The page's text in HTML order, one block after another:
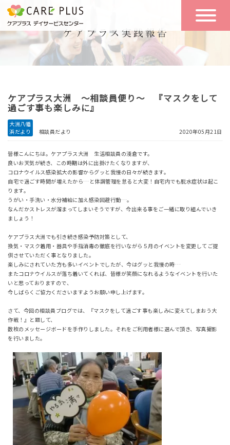
こんな方に
おすすめ
一日の流れ
一日体験
空き状況
実践報告
リクルート
お問い合わせ
ケアプラス大洲 ～相談員便り～ 『マスクをして
過ごす事も楽しみに』
大洲八幡
浜だより
相談員だより 2020年05月21日
皆様こんにちは。ケアプラス大洲 生活相談員の淺倉です。
良いお天気が続き、この時期は外に出掛けたくなりますが、
コロナウイルス感染拡大の影響からグッと我慢の日々が続きます。
自宅で過ごす時間が増えたから…と体調管理を怠ると大変！自宅内でも脱水症状は起こ
ります。
うがい・手洗い・水分補給に加え感染回避行動…。
なんだかストレスが溜まってしまいそうですが、今出来る事をご一緒に取り組んでいき
ましょう！
ケアプラス大洲でも引き続き感染予防対策として、
換気・マスク着用・器具や手指消毒の徹底を行いながら５月のイベントを変更してご提
供させていただく事となりました。
楽しみにされていた方も多いイベントでしたが、今はグッと我慢の時…
またコロナウイルスが落ち着いてくれば、皆様が笑顔になれるようなイベントを行いた
いと思っておりますので、
今しばらくご協力くださいますようお願い申し上げます。
さて、今回の相談員ブログでは、『マスクをして過ごす事も楽しみに変えてしまおう大
作戦！』と題して、
数枚のメッセージボードを手作りしました。それをご利用者様に選んで頂き、写真撮影
を行いました。